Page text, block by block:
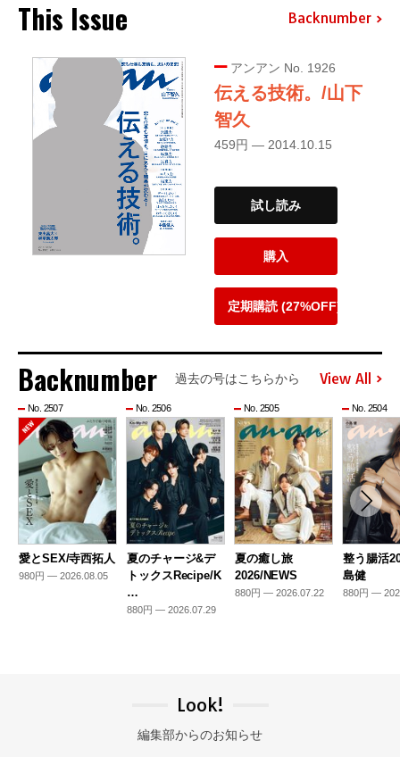
This Issue Backnumber
アンアン No. 1926
伝える技術。/山下
智久
459円 — 2014.10.15
試し読み
購入
定期購読 (27%OFF)
Backnumber 過去の号はこちらから View All
No. 2507
愛とSEX/寺西拓人
980円 — 2026.08.05
No. 2506
夏のチャージ&デ
トックスRecipe/K
…
880円 — 2026.07.29
No. 2505
夏の癒し旅
2026/NEWS
880円 — 2026.07.22
No. 2504
整う腸活
島健
880円 —
Look!
編集部からのお知らせ